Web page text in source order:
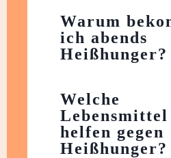
Warum
ich abends
Heißhunger?
Welche
Lebensmittel
helfen gegen
Heißhunger?